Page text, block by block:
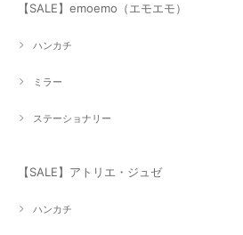
【SALE】emoemo（エモエモ）
ハンカチ
ミラー
ステーショナリー
【SALE】アトリエ・ジュゼ
ハンカチ